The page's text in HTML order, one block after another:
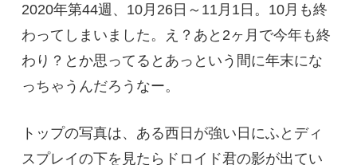
2020年第44週、10月26日～11月1日。10月も終
わってしまいました。え？あと2ヶ月で今年も終
わり？とか思ってるとあっという間に年末にな
っちゃうんだろうなー。
トップの写真は、ある西日が強い日にふとディ
スプレイの下を見たらドロイド君の影が出てい